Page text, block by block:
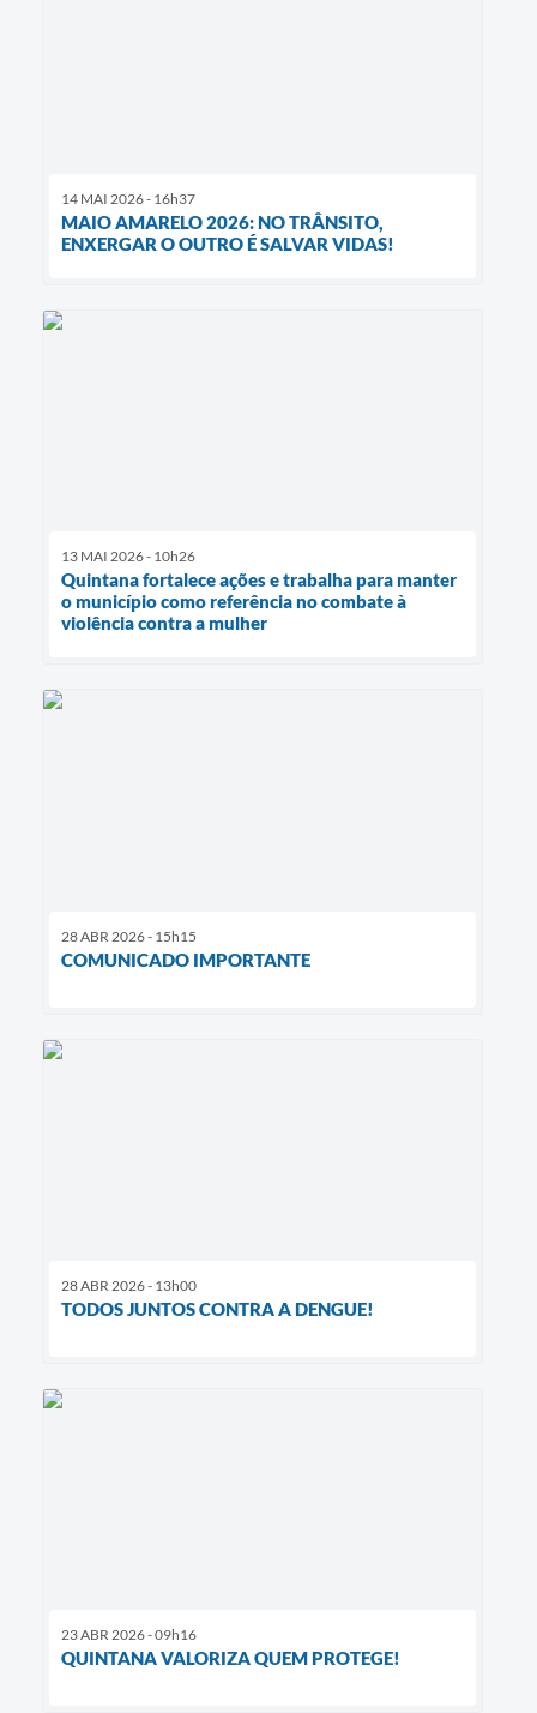
14 MAI 2026 - 16h37
MAIO AMARELO 2026: NO TRÂNSITO,
ENXERGAR O OUTRO É SALVAR VIDAS!
13 MAI 2026 - 10h26
Quintana fortalece ações e trabalha para manter
o município como referência no combate à
violência contra a mulher
28 ABR 2026 - 15h15
COMUNICADO IMPORTANTE
28 ABR 2026 - 13h00
TODOS JUNTOS CONTRA A DENGUE!
23 ABR 2026 - 09h16
QUINTANA VALORIZA QUEM PROTEGE!